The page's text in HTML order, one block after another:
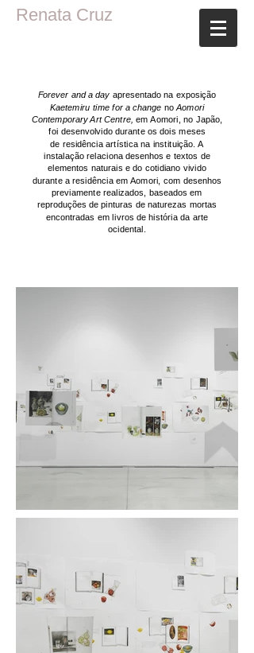
Renata Cruz
Forever and a day apresentado na exposição
Kaetemiru time for a change no Aomori
Contemporary Art Centre, em Aomori, no Japão,
foi desenvolvido durante os dois meses
de residência artística na instituição. A
instalação relaciona desenhos e textos de
elementos naturais e do cotidiano vivido
durante a residência em Aomori, com desenhos
previamente realizados, baseados em
reproduções de pinturas de naturezas mortas
encontradas em livros de história da arte
ocidental.